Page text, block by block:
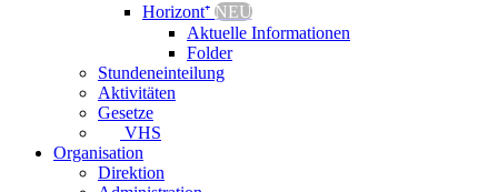
Horizont⁺ NEU
Aktuelle Informationen
Folder
Stundeneinteilung
Aktivitäten
Gesetze
VHS
Organisation
Direktion